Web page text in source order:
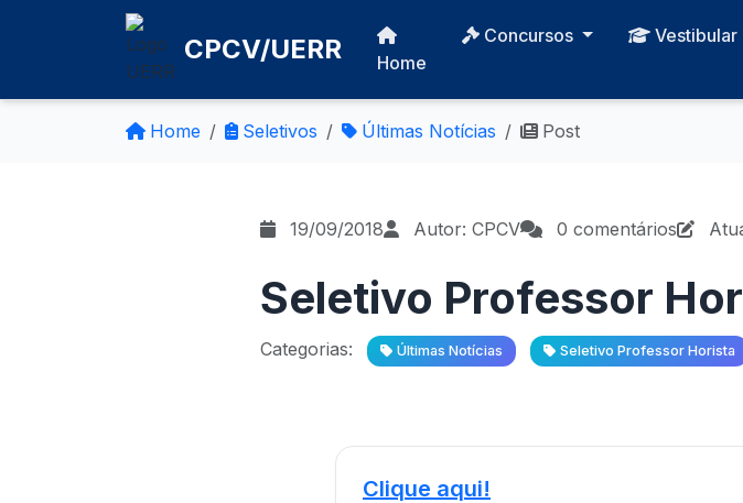
CPCV/UERR Home
Concursos Vestibular
Home Seletivos Últimas Notícias Post
19/09/2018 Autor: CPCV 0 comentários
Seletivo Professor
Categorias: Últimas Notícias Seletivo Professor Horista
Clique aqui!